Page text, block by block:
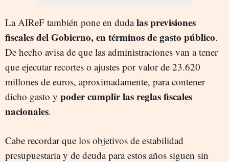
La AIReF también pone en dudalas previsiones
fiscales del Gobierno, en términos de gasto público.
De hecho avisa de que las administraciones van a tener
que ejecutar recortes o ajustes por valor de 23.620
millones de euros, aproximadamente, para contener
dicho gasto y poder cumplir las reglas fiscales
nacionales.
Cabe recordar que los objetivos de estabilidad
presupuestaria y de deuda para estos años siguen sin